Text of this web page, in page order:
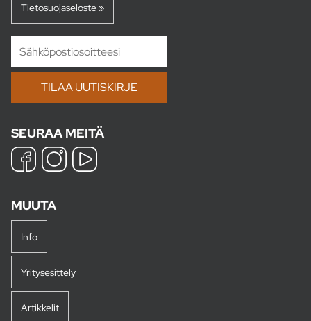
Tietosuojaseloste »
SEURAA MEITÄ
MUUTA
Info
Yritysesittely
Artikkelit